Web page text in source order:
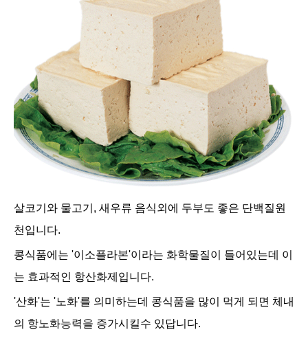
살코기와 물고기, 새우류 음식외에 두부도 좋은 단백질원
천입니다.
콩식품에는 '이소플라본'이라는 화학물질이 들어있는데 이
는 효과적인 항산화제입니다.
'산화'는 '노화'를 의미하는데 콩식품을 많이 먹게 되면 체내
의 항노화능력을 증가시킬수 있답니다.